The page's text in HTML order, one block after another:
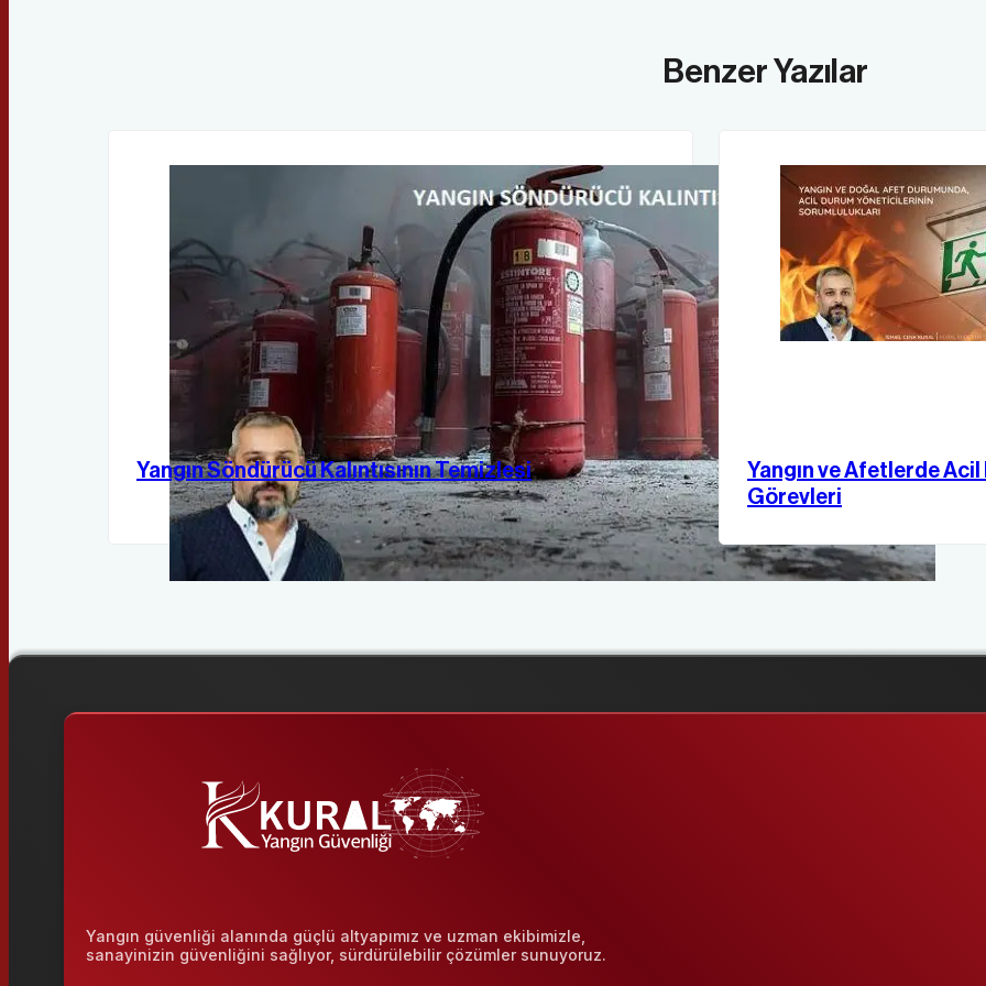
Benzer Yazılar
Yangın Söndürücü Kalıntısının Temizlesi
Yangın ve Afetlerde
Görevleri
Yangın güvenliği alanında güçlü altyapımız ve uzman ekibimizle,
sanayinizin güvenliğini sağlıyor, sürdürülebilir çözümler sunuyoruz.